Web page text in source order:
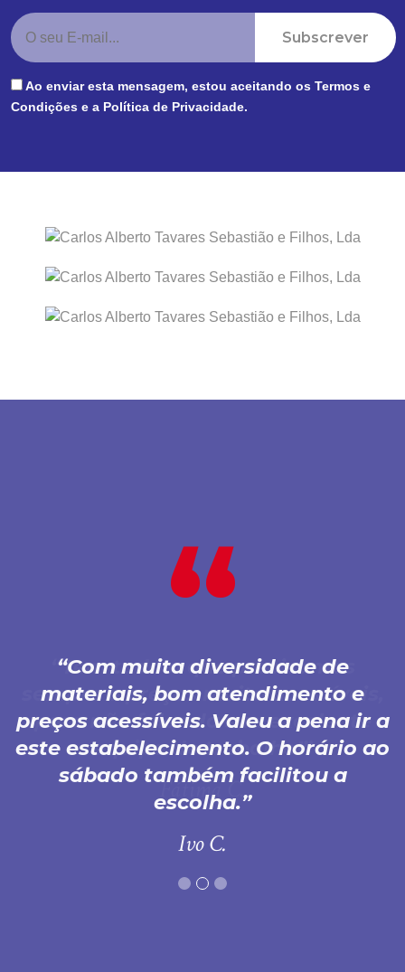
Subscrever
Ao enviar esta mensagem, estou aceitando os Termos e
Condições e a Política de Privacidade.
Com muita diversidade de
materiais, bom atendimento e
preços acessíveis. Valeu a pena ir a
este estabelecimento. O horário ao
sábado também facilitou a
escolha.
Ivo C.